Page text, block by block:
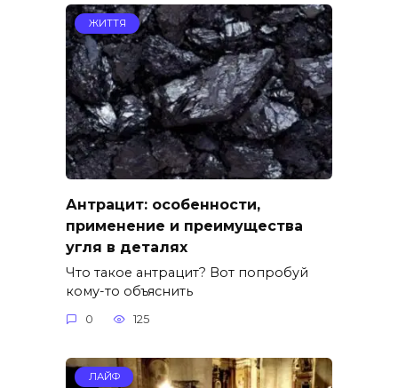
ЖИТТЯ
Антрацит: особенности,
применение и преимущества
угля в деталях
Что такое антрацит? Вот попробуй
кому-то объяснить
0 125
ЛАЙФ